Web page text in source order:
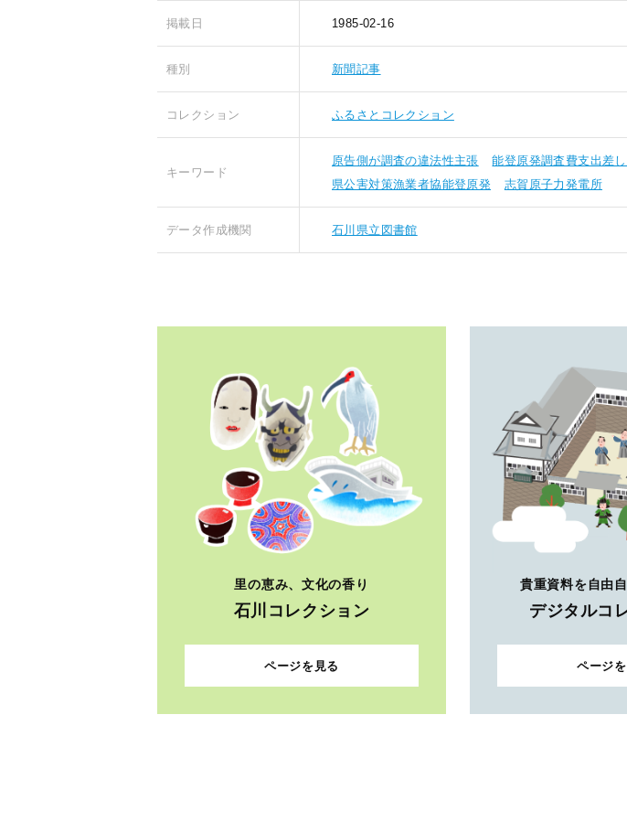
掲載日 1985-02-16
種別 新聞記事
コレクション ふるさとコレクション
キーワード
原告側が調査の違法性主張 能登原発調査費支出差
県公害対策漁業者協能登原発
志賀原子力発電所
データ作成機関 石川県立図書館
里の恵み、文化の香り
石川コレクション
ページを見る
貴重資料を自由
デジタルコ
ページ